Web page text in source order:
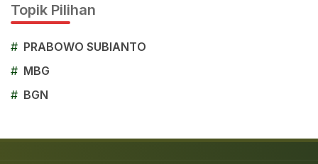
Topik Pilihan
# PRABOWO SUBIANTO
# MBG
# BGN